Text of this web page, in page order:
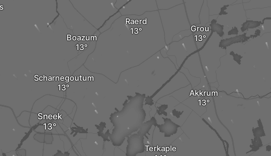
Terkaple
Raerd
Boazum
Scharnegoutum
Sneek
Akkrum
Grou